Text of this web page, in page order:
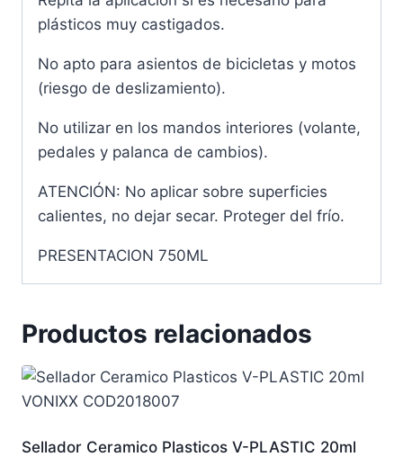
plásticos muy castigados.
No apto para asientos de bicicletas y motos
(riesgo de deslizamiento).
No utilizar en los mandos interiores (volante,
pedales y palanca de cambios).
ATENCIÓN: No aplicar sobre superficies
calientes, no dejar secar. Proteger del frío.
PRESENTACION 750ML
Productos relacionados
Sellador Ceramico Plasticos V-PLASTIC 20ml